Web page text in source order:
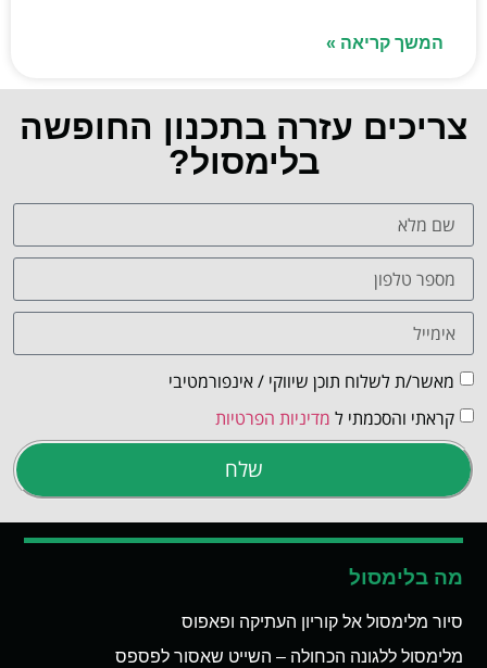
המשך קריאה »
צריכים עזרה בתכנון החופשה
בלימסול?
מאשר/ת לשלוח תוכן שיווקי / אינפורמטיבי
קראתי והסכמתי ל מדיניות הפרטיות
שלח
מה בלימסול
סיור מלימסול אל קוריון העתיקה ופאפוס
מלימסול ללגונה הכחולה – השייט שאסור לפספס